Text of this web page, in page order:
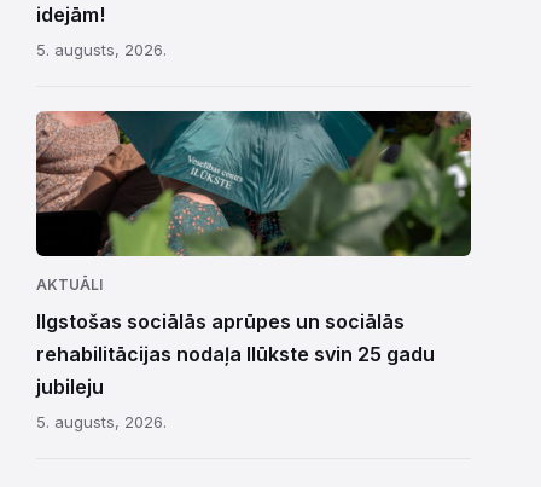
idejām!
5. augusts, 2026.
AKTUĀLI
Ilgstošas sociālās aprūpes un sociālās
rehabilitācijas nodaļa Ilūkste svin 25 gadu
jubileju
5. augusts, 2026.